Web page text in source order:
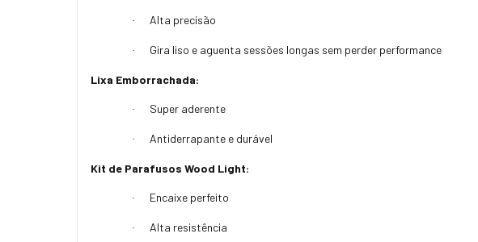
· Alta precisão
· Gira liso e aguenta sessões longas sem perder performance
Lixa Emborrachada:
· Super aderente
· Antiderrapante e durável
Kit de Parafusos Wood Light:
· Encaixe perfeito
· Alta resistência